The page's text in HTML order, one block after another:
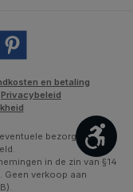
en betaling
Privacybeleid
bezorgkosten,
in de zin van §14
Geen verkoop aan